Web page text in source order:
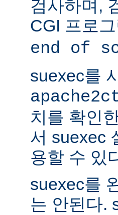
검사하며,
CGI 프로
end of
suexec를
치를 확인
서 suexec
용할 수 있
suexec를
는 안된다.